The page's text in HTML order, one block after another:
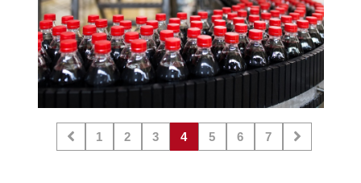
1 2 3 4 5 6 7